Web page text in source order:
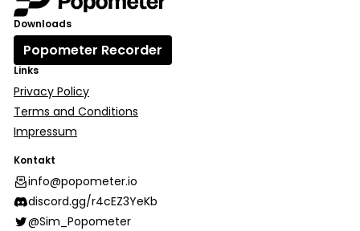
Downloads
Popometer Recorder
Links
Privacy Policy
Terms and Conditions
Impressum
Kontakt
info@popometer.io
discord.gg/r4cEZ3YeKb
@Sim_Popometer